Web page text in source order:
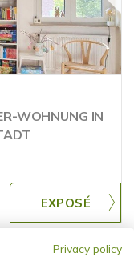
WOHNUNG IN
Privacy policy